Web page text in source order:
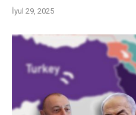
İyul 29, 2025